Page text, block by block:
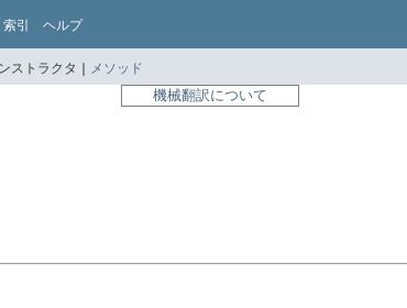
索引 ヘルプ
ストラクタ | メソッド
機械翻訳について